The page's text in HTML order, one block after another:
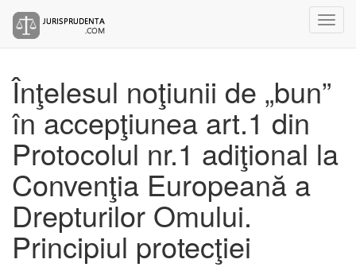
Înţelesul noţiunii de „bun”
în accepţiunea art.1 din
Protocolul nr.1 adiţional la
Convenţia Europeană a
Drepturilor Omului.
Principiul protecţiei